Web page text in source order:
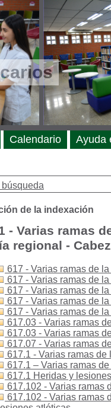
búsqueda
de la indexación
- Varias ramas
regional -
617 - Varias ramas de
617 - Varias ramas de
617 - Varias ramas de
617 - Varias ramas de
617 - Varias ramas de
617.03 - Varias ramas
617.03 - Varias ramas
617.07 - Varias ramas
617.1 - Varias ramas
617.1 – Varias ramas
617.1 Heridas y
617.102 - Varias ramas
617.102 - Varias ramas
Calendario Ayuda